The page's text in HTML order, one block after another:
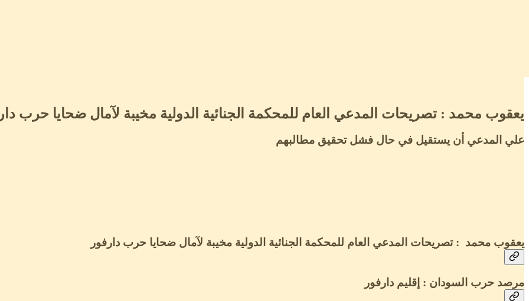
يعقوب محمد : تصريحات المدعي العام للمحكمة الجنائية الدولية مخيبة لآمال ضحايا حرب
علي المدعي أن يستقيل في حال فشل تحقيق مطالبهم
يعقوب محمد : تصريحات المدعي العام للمحكمة الجنائية الدولية مخيبة لآمال ضحايا حرب دارفور
مرصد حرب السودان : إقليم دارفور